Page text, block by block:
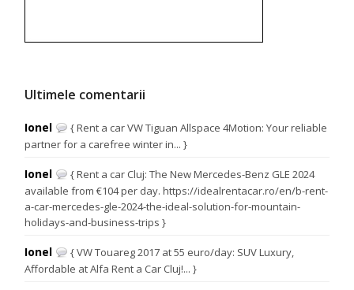
Ultimele comentarii
Ionel
{ Rent a car VW Tiguan Allspace 4Motion: Your reliable
partner for a carefree winter in... }
Ionel
{ Rent a car Cluj: The New Mercedes-Benz GLE 2024
available from €104 per day. https://idealrentacar.ro/en/b-rent-
a-car-mercedes-gle-2024-the-ideal-solution-for-mountain-
holidays-and-business-trips }
Ionel
{ VW Touareg 2017 at 55 euro/day: SUV Luxury,
Affordable at Alfa Rent a Car Cluj!... }